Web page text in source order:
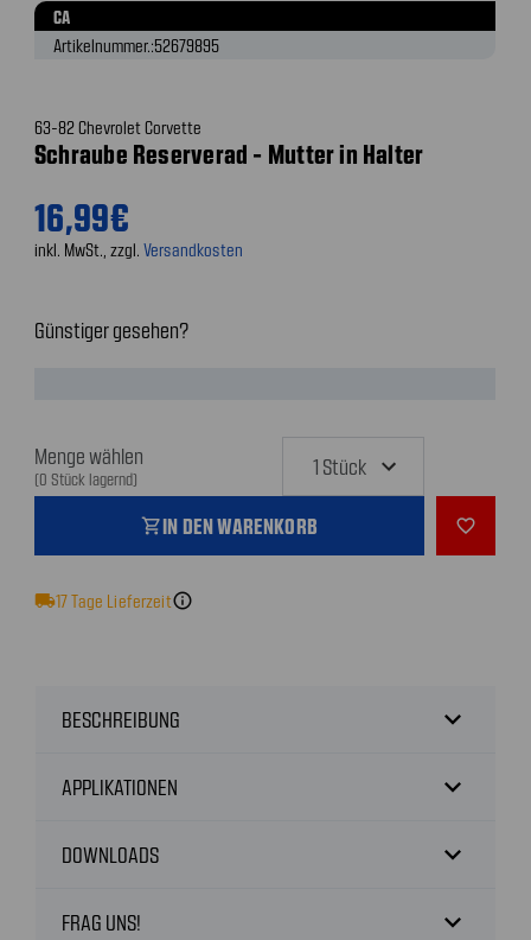
CA
Artikelnummer.:52679895
63-82 Chevrolet Corvette
Schraube Reserverad - Mutter in Halter
16,99€
inkl. MwSt., zzgl. Versandkosten
Günstiger gesehen?
Menge wählen
(0 Stück lagernd)
shopping_cartIN DEN WARENKORB favorite_outline
local_shipping17Tage Lieferzeitinfo
BESCHREIBUNG expand_more
APPLIKATIONEN expand_more
DOWNLOADS expand_more
FRAG UNS! expand_more